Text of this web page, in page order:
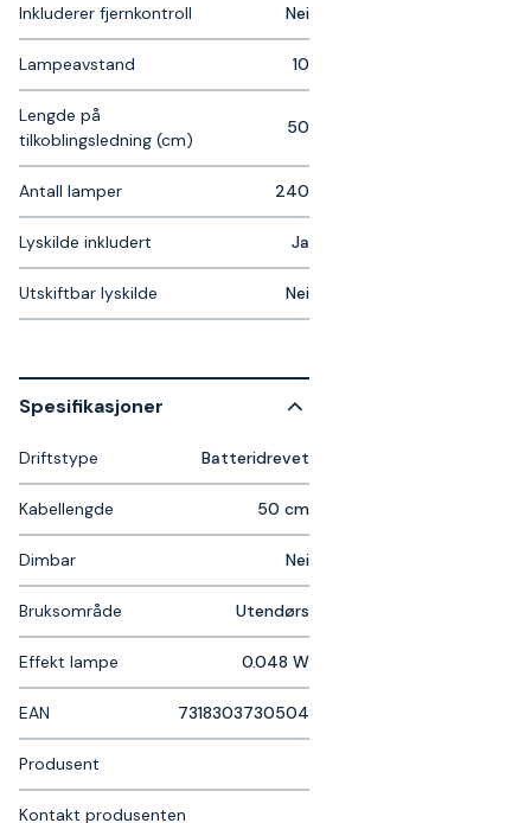
Inkluderer fjernkontroll Nei
Lampeavstand 10
Lengde på
tilkoblingsledning (cm)
50
Antall lamper 240
Lyskilde inkludert Ja
Utskiftbar lyskilde Nei
Spesifikasjoner
Driftstype Batteridrevet
Kabellengde 50 cm
Dimbar Nei
Bruksområde Utendørs
Effekt lampe 0.048 W
EAN 7318303730504
Produsent
Kontakt produsenten